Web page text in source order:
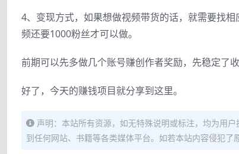
4、变现方式，如果想做视频带货的话，就需要找
频还要1000粉丝才可以做。
前期可以先多做几个账号赚创作者奖励，先稳定了
好了，今天的赚钱项目就分享到这里。
声明：本站所有资源，如无特殊说明或标注，均为用
到任何网站、书籍等各类媒体平台。如若本站内容侵犯了